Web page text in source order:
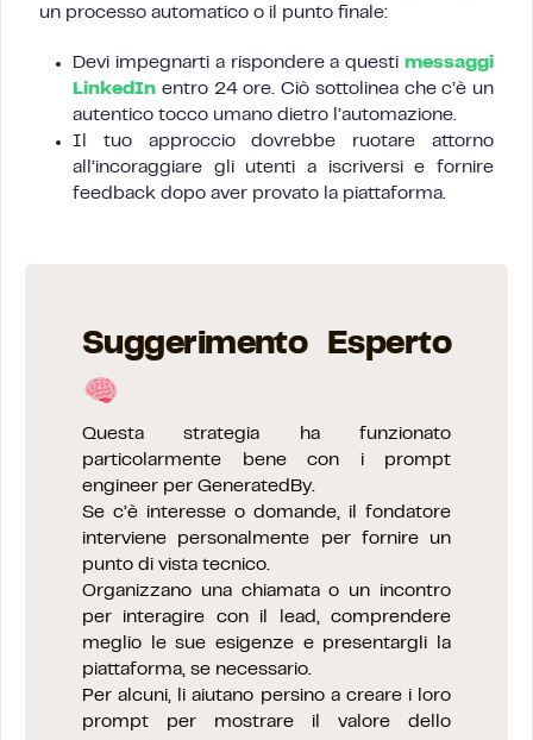
un processo automatico o il punto finale:
Devi impegnarti a rispondere a questi messaggi
LinkedIn entro 24 ore. Ciò sottolinea che c’è un
autentico tocco umano dietro l’automazione.
Il tuo approccio dovrebbe ruotare attorno
all’incoraggiare gli utenti a iscriversi e fornire
feedback dopo aver provato la piattaforma.
Suggerimento Esperto
Questa strategia ha funzionato
particolarmente bene con i prompt
engineer per GeneratedBy.
Se c’è interesse o domande, il fondatore
interviene personalmente per fornire un
punto di vista tecnico.
Organizzano una chiamata o un incontro
per interagire con il lead, comprendere
meglio le sue esigenze e presentargli la
piattaforma, se necessario.
Per alcuni, li aiutano persino a creare i loro
prompt per mostrare il valore dello